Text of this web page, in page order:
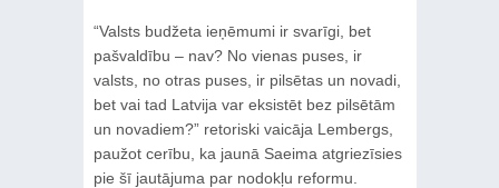
“Valsts budžeta ieņēmumi ir svarīgi, bet
pašvaldību – nav? No vienas puses, ir
valsts, no otras puses, ir pilsētas un novadi,
bet vai tad Latvija var eksistēt bez pilsētām
un novadiem?” retoriski vaicāja Lembergs,
paužot cerību, ka jaunā Saeima atgriezīsies
pie šī jautājuma par nodokļu reformu.